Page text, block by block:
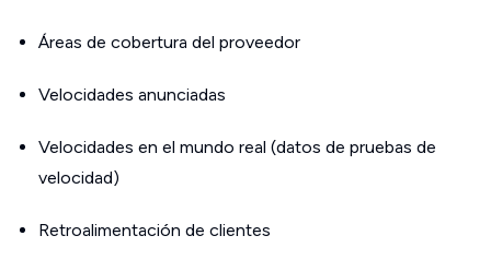
Áreas de cobertura del proveedor
Velocidades anunciadas
Velocidades en el mundo real (datos de pruebas de
velocidad)
Retroalimentación de clientes